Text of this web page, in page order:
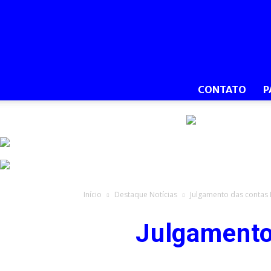
CONTATO
Início Destaque Notícias Julgamento das